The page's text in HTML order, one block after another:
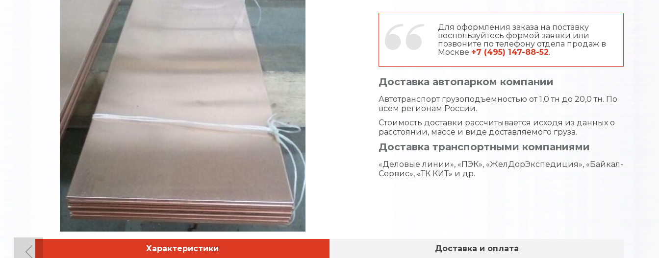
Для оформления заказа на поставку
воспользуйтесь формой заявки или
позвоните по телефону отдела продаж в
Москве +7 (495) 147-88-52.
Доставка автопарком компании
Автотранспорт грузоподъемностью от 1,0 тн до 20,0 тн. По
всем регионам России.
Стоимость доставки рассчитывается исходя из данных о
расстоянии, массе и виде доставляемого груза.
Доставка транспортными компаниями
«Деловые линии», «ПЭК», «ЖелДорЭкспедиция», «Байкал-
Сервис», «ТК КИТ» и др.
Характеристики Доставка и оплата